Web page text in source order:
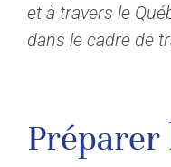
et à travers le
dans le cadre de